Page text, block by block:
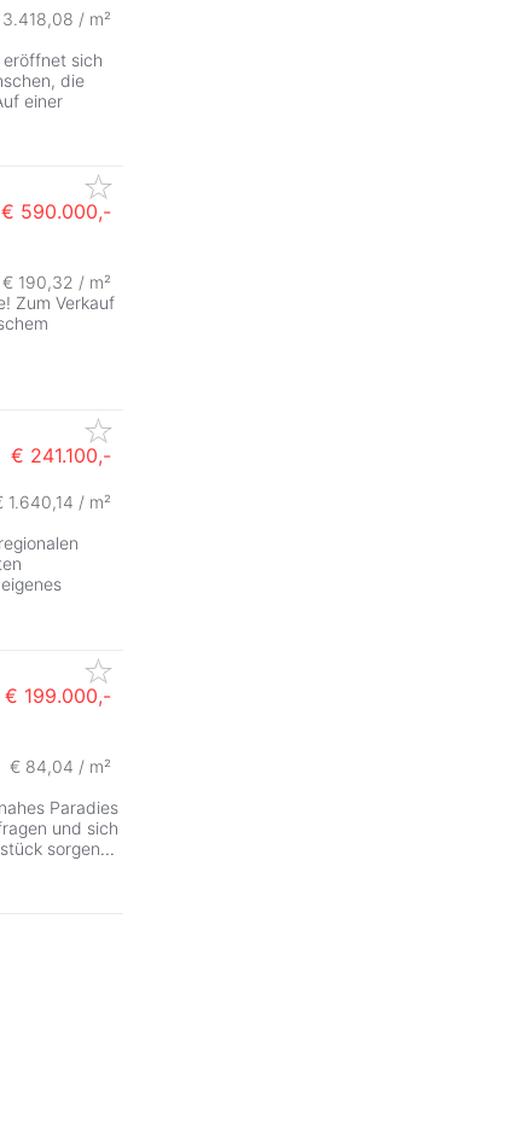
/ m²
sich
die
einer
€ 590.000,-
€ 190,32 / m²
Zum Verkauf
€ 241.100,-
1.640,14 / m²
€ 199.000,-
€ 84,04 / m²
Paradies
und sich
sorgen...